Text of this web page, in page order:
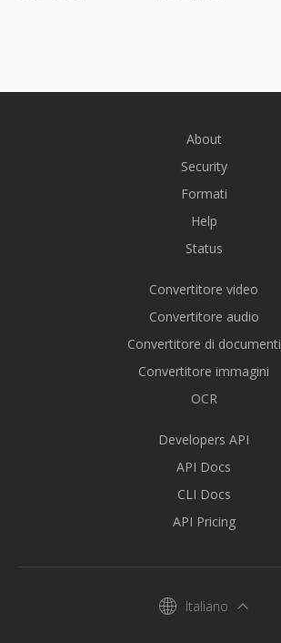
About
Security
Formati
Help
Status
Convertitore video
Convertitore audio
Convertitore di documenti
Convertitore immagini
OCR
Developers API
API Docs
CLI Docs
API Pricing
Italiano